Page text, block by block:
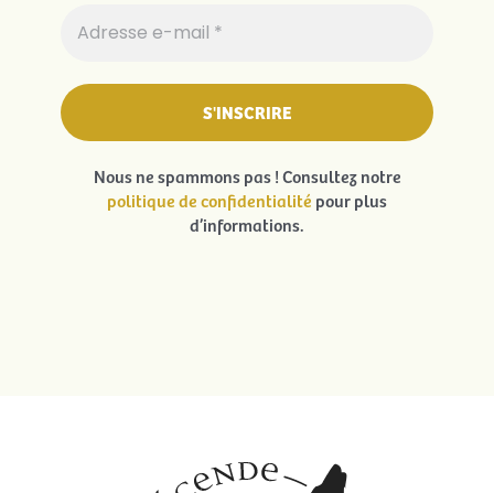
Nous ne spammons pas ! Consultez notre
politique de confidentialité pour plus
d’informations.